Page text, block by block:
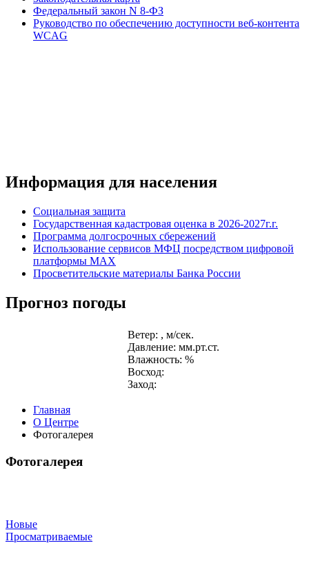
Федеральный закон N 8-ФЗ
Руководство по обеспечению доступности веб-контента
WCAG
Информация для населения
Социальная защита
Государственная кадастровая оценка в 2026-2027г.г.
Программа долгосрочных сбережений
Использование сервисов МФЦ посредством цифровой
платформы MAX
Просветительские материалы Банка России
Прогноз погоды
Ветер: , м/сек.
Давление: мм.рт.ст.
Влажность: %
Восход:
Заход:
Главная
О Центре
Фотогалерея
Фотогалерея
Новые
Просматриваемые